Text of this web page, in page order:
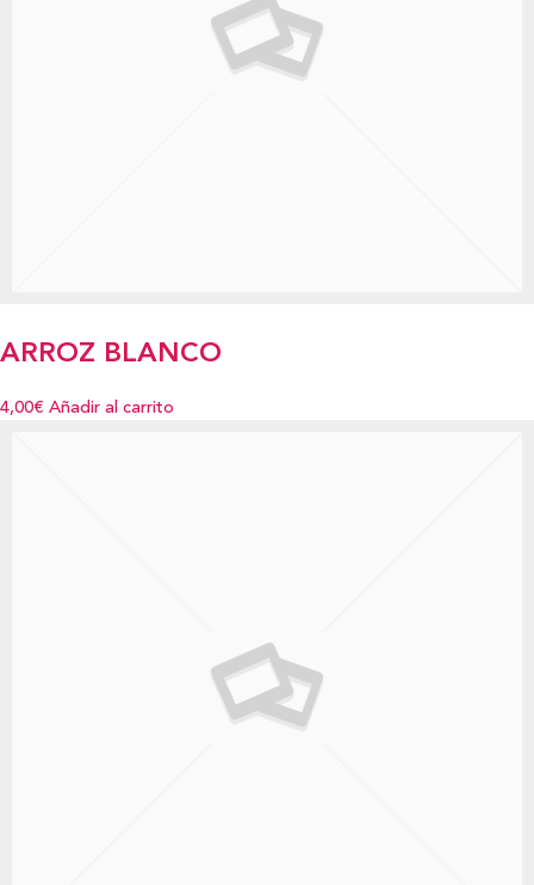
ARROZ BLANCO
4,00€ Añadir al carrito